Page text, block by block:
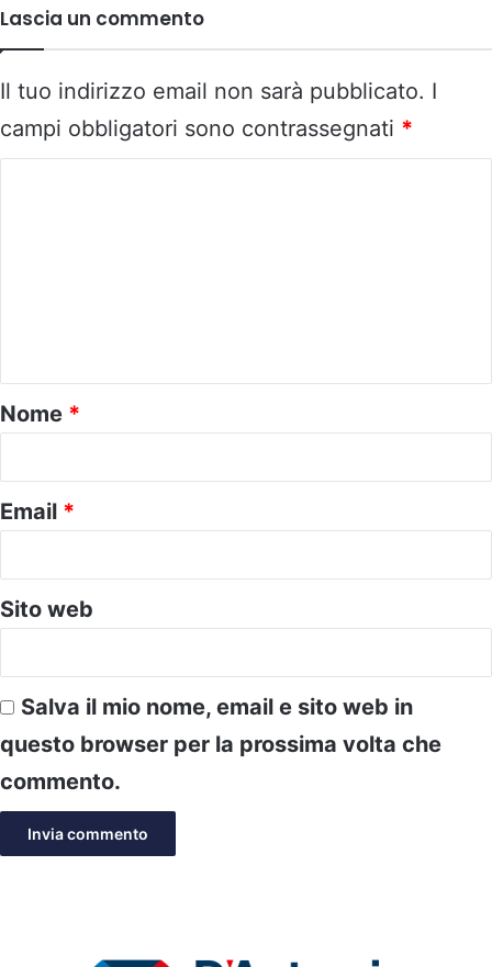
Lascia un commento
Il tuo indirizzo email non sarà pubblicato. I
campi obbligatori sono contrassegnati *
o
*
Nome *
Email *
Sito web
Salva il mio nome, email e sito web in
questo browser per la prossima volta che
commento.